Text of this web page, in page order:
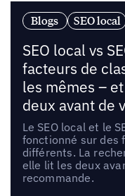
Blogs SEO local
SEO local vs
facteurs de
les mêmes –
deux avant de
Le SEO local et le
fonctionné sur des
différents. La
elle lit les deux
recommande.